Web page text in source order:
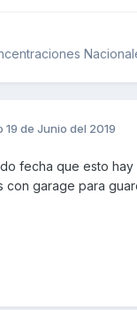
19 de Junio del 2019
fecha que esto
con garage para